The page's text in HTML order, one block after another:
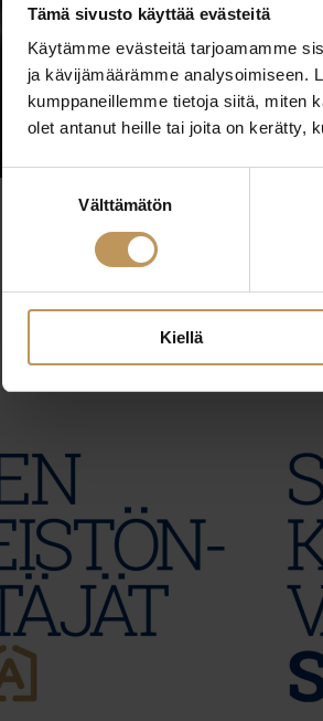
Tämä sivusto käyttää evästeitä
Käytämme evästeitä tarjoamamme
ja kävijämäärämme analysoimiseen.
kumppaneillemme tietoja siitä, miten
olet antanut heille tai joita on kerätty,
Suostumuksen
Välttämätön
Kiellä
Lue